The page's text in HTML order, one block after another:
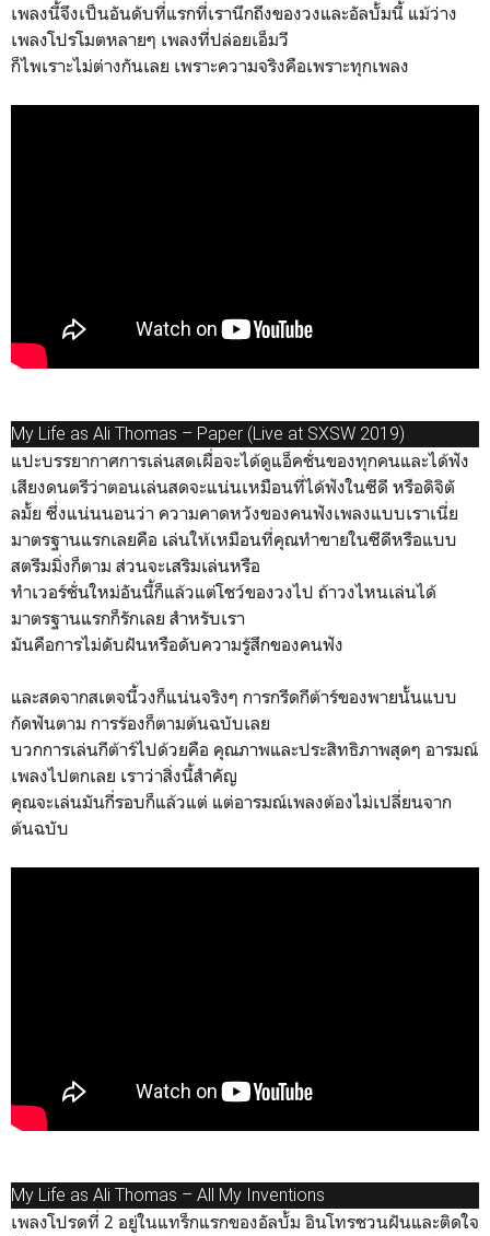
เพลงนี้จึงเป็นอันดับที่แรกที่เรานึกถึงของวงและอัลบั้มนี้ แม้ว่าง
เพลงโปรโมตหลายๆ เพลงที่ปล่อยเอ็มวี
ก็ไพเราะไม่ต่างกันเลย เพราะความจริงคือเพราะทุกเพลง
My Life as Ali Thomas – Paper (Live at SXSW 2019)
แปะบรรยากาศการเล่นสดเผื่อจะได้ดูแอ็คชั่นของทุกคนและได้ฟัง
เสียงดนตรีว่าตอนเล่นสดจะแน่นเหมือนที่ได้ฟังในซีดี หรือดิจิตั
ลมั้ย ซึ่งแน่นนอนว่า ความคาดหวังของคนฟังเพลงแบบเราเนี่ย
มาตรฐานแรกเลยคือ เล่นให้เหมือนที่คุณทำขายในซีดีหรือแบบ
สตรีมมิ่งก็ตาม ส่วนจะเสริมเล่นหรือ
ทำเวอร์ชั่นใหม่อันนี้ก็แล้วแต่โชว์ของวงไป ถ้าวงไหนเล่นได้
มาตรฐานแรกก็รักเลย สำหรับเรา
มันคือการไม่ดับฝันหรือดับความรู้สึกของคนฟัง
และสดจากสเตจนี้วงก็แน่นจริงๆ การกรีดกีต้าร์ของพายนั้นแบบ
กัดฟันตาม การร้องก็ตามต้นฉบับเลย
บวกการเล่นกีต้าร์ไปด้วยคือ คุณภาพและประสิทธิภาพสุดๆ อารมณ์
เพลงไปตกเลย เราว่าสิ่งนี้สำคัญ
คุณจะเล่นมันกี่รอบก็แล้วแต่ แต่อารมณ์เพลงต้องไม่เปลี่ยนจาก
ต้นฉบับ
My Life as Ali Thomas – All My Inventions
เพลงโปรดที่ 2 อยู่ในแทร็กแรกของอัลบั้ม อินโทรชวนฝันและติดใจ